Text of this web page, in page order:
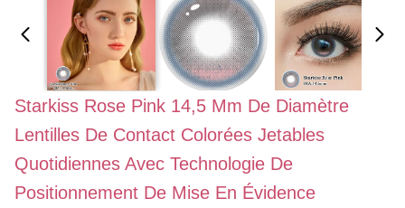
Starkiss Rose Pink 14,5 Mm De Diamètre
Lentilles De Contact Colorées Jetables
Quotidiennes Avec Technologie De
Positionnement De Mise En Évidence